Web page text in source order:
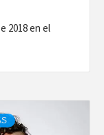
2018 en el